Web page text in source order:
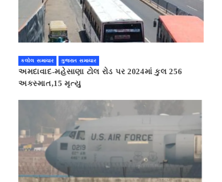
કલોલ સમાચાર ગુજરાત સમાચાર
અમદાવાદ-મહેસાણા ટોલ રોડ પર 2024માં કુલ 256
અકસ્માત,15 મૃત્યુ